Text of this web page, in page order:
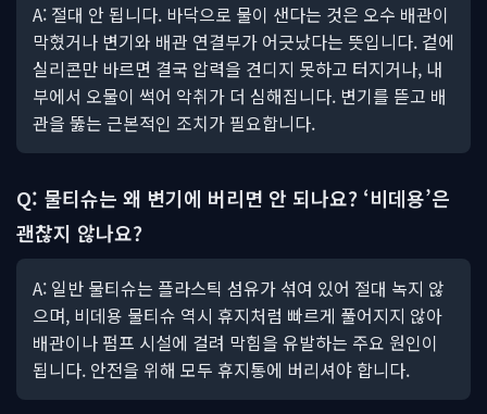
A: 절대 안 됩니다. 바닥으로 물이 샌다는 것은 오수 배관이
막혔거나 변기와 배관 연결부가 어긋났다는 뜻입니다. 겉에
실리콘만 바르면 결국 압력을 견디지 못하고 터지거나, 내
부에서 오물이 썩어 악취가 더 심해집니다. 변기를 뜯고 배
관을 뚫는 근본적인 조치가 필요합니다.
Q: 물티슈는 왜 변기에 버리면 안 되나요? ‘비데용’은
괜찮지 않나요?
A: 일반 물티슈는 플라스틱 섬유가 섞여 있어 절대 녹지 않
으며, 비데용 물티슈 역시 휴지처럼 빠르게 풀어지지 않아
배관이나 펌프 시설에 걸려 막힘을 유발하는 주요 원인이
됩니다. 안전을 위해 모두 휴지통에 버리셔야 합니다.